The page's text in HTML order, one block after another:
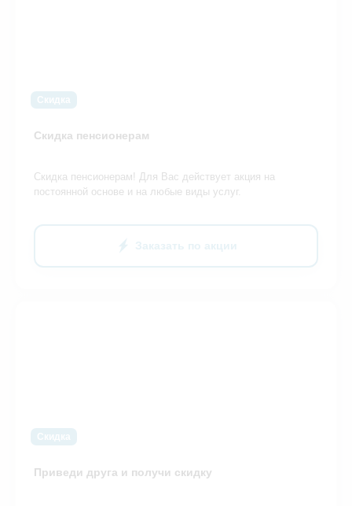
Скидка
Скидка пенсионерам
Скидка пенсионерам! Для Вас действует акция на
постоянной основе и на любые виды услуг.
Заказать по акции
Скидка
Приведи друга и получи скидку